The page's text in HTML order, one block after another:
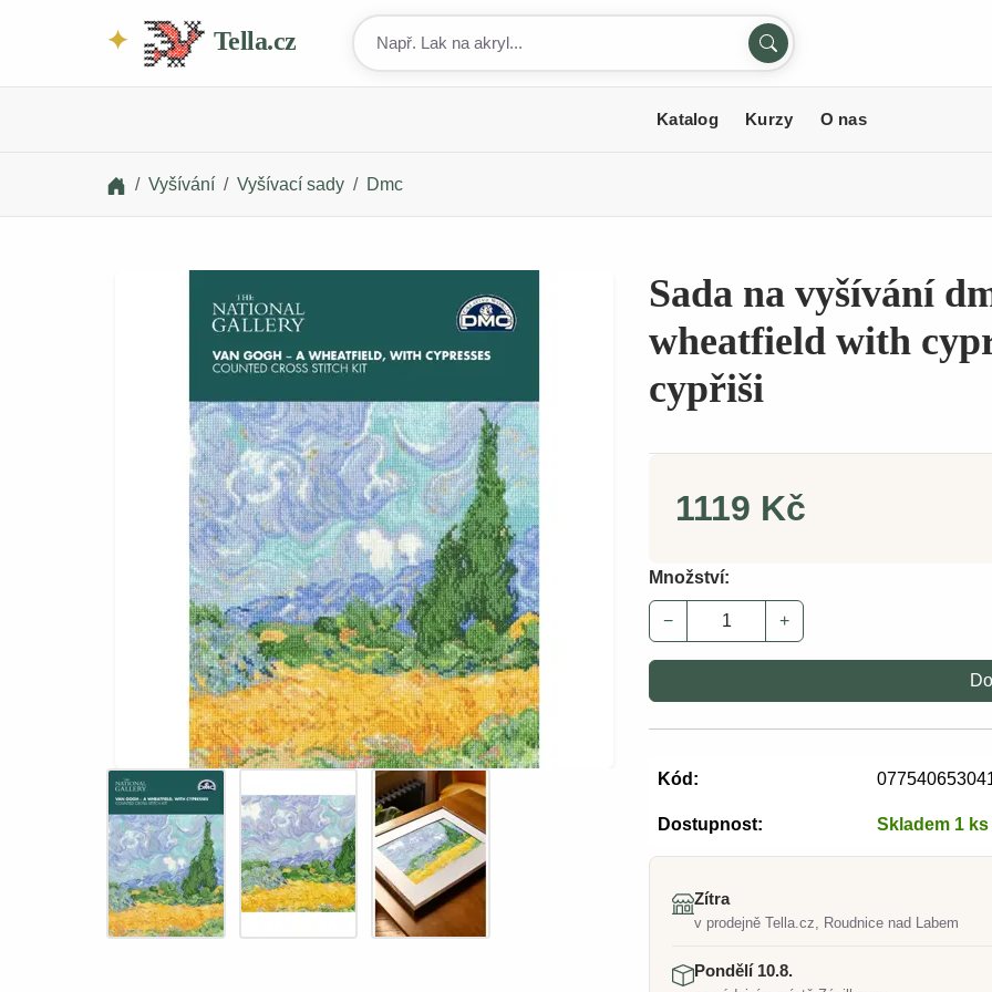
Tella.cz
Katalog Kurzy O nas
Vyšívání Vyšívací sady Dmc
Sada na vyšívání
wheatfield with
cypřiši
1119 Kč
Množství:
− +
Kód:
Dostupnost: Skladem 1 ks
Zítra
v prodejně Tella.cz, Roudnice nad Labem
Pondělí 10.8.